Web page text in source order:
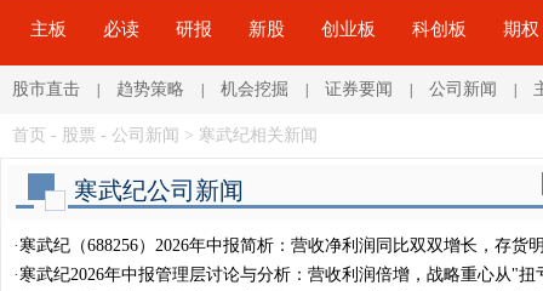
主板 必读 研报 新股 创业板 科创板 期权
股市直击 | 趋势策略 | 机会挖掘 | 证券要闻 | 公司新闻 |
首页 - 股票 - 公司新闻 > 寒武纪相关新闻
寒武纪公司新闻
· 寒武纪（688256）2026年中报简析：营收净利润同比双双增长，存货
· 寒武纪2026年中报管理层讨论与分析：营收利润倍增，战略重心从"扭